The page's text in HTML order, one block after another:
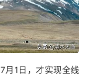
月1日，才实现全线